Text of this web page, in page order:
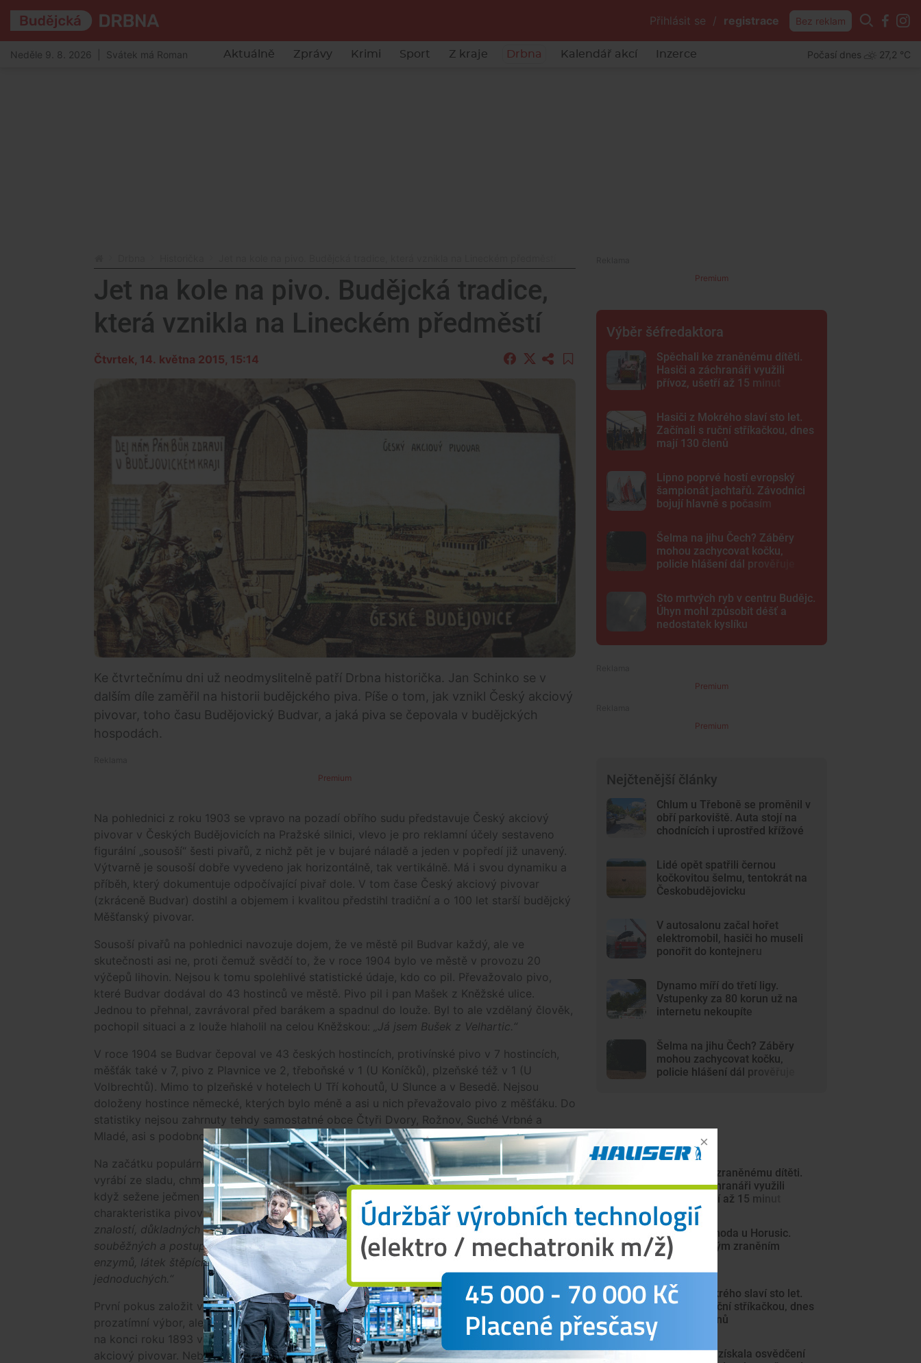
Přihlásit se / registrace Bez reklam
Neděle 9. 8. 2026 | Svátek má Roman Aktuálně Zprávy Krimi Sport Z kraje Drbna Kalendář akcí Inzerce Počasí dnes 27,2 °C
Jet na kole na pivo. Budějcká tradice,
která vznikla na Lineckém předměstí
Čtvrtek, 14. května 2015, 15:14
Ke čtvrtečnímu dni už neodmyslitelně patří Drbna historička. Jan Schinko se v
dalším díle zaměřil na historii budějckého piva. Píše o tom, jak vznikl Český akciový
pivovar, toho času Budějovický Budvar, a jaká piva se čepovala v budějckých
hospodách.
Premium
Na pohlednici z roku 1903 se vpravo na pozadí obřího sudu představuje Český akciový
pivovar v Českých Budějovicích na Pražské silnici, vlevo je pro reklamní účely sestaveno
figurální „sousoší“ šesti pivařů, z nichž pět je v bujaré náladě a jeden v popředí již unavený.
Výtvarně je sousoší dobře vyvedeno jak horizontálně, tak vertikálně. Má i svou dynamiku a
příběh, který dokumentuje odpočívající pivař dole. V tom čase Český akciový pivovar
(zkráceně Budvar) dostihl a objemem i kvalitou předstihl tradiční a o 100 let starší budějcký
Měšťanský pivovar.
Sousoší pivařů na pohlednici navozuje dojem, že ve městě pil Budvar každý, ale ve
skutečnosti asi ne, proti čemuž svědčí to, že v roce 1904 bylo ve městě v provozu 20
výčepů lihovin. Nejsou k tomu spolehlivé statistické údaje, kdo co pil. Převažovalo pivo,
které Budvar dodával do 43 hostinců ve městě. Pivo pil i pan Mašek z Kněžské ulice.
Jednou to přehnal, zavrávoral před barákem a spadnul do louže. Byl to ale vzdělaný člověk,
pochopil situaci a z louže hlaholil na celou Kněžskou: „Já jsem Bušek z Velhartic.“
V roce 1904 se Budvar čepoval ve 43 českých hostincích, protivínské pivo v 7 hostincích,
měšťák také v 7, pivo z Plavnice ve 2, třeboňské v 1 (U Koníčků), plzeňské též v 1 (U
Volbrechtů). Mimo to plzeňské v hotelech U Tří kohoutů, U Slunce a v Besedě. Nejsou
doloženy hostince německé, kterých bylo méně a asi u nich převažovalo pivo z měšťáku. Do
statistiky nejsou zahrnuty tehdy samostatné obce Čtyři Dvory, Rožnov, Suché Vrbné a
Mladé, asi s podobnou pivní strukturou.
Na začátku populárních i odborných publikací o výrobě piva bývá uvedeno, že pivo se
vyrábí ze sladu, chmele a vody. Z toho si může snadno nezasvěcený člověk odvodit, že
když sežene ječmen a chmel, může si pivo uvařit doma. Může, jde to, ale pořád platí
charakteristika pivovarnictví Vladimíra Čiháka z roku 1929:„Výroba piva vyžaduje velikých
znalostí, důkladných vědomostí a zkušeností i veliké péče. Podstatou výroby piva jest řada
souběžných a postupných pochodů chemických a fyziologických vyvolaných působením
enzymů, látek štěpících velké molekuly složitých organických látek v malé molekuly látek
jednoduchých.“
První pokus založit ve městě český pivovar byl učiněn v roce 1891. Začal pracovat
prozatímní výbor, ale ve městě se projektu nedůvěřovalo, proto byl na neurčito odložen. Až
na konci roku 1893 vystoupil na schůzi Besedy lidu August Zátka a navrhl založit Český
akciový pivovar. Nebyl první, kdo vyslovil myšlenku založit český pivovar, ale jeho iniciativa
Premium
Výběr šéfredaktora
Spěchali ke zraněnému dítěti.
Hasiči a záchranáři využili
přívoz, ušetří až 15 minut
Hasiči z Mokrého slaví sto let.
Začínali s ruční stříkačkou, dnes
mají 130 členů
Lipno poprvé hostí evropský
šampionát jachtařů. Závodníci
bojují hlavně s počasím
Šelma na jihu Čech? Záběry
mohou zachycovat kočku,
policie hlášení dál prověřuje
Sto mrtvých ryb v centru Budějc.
Úhyn mohl způsobit déšť a
nedostatek kyslíku
Premium
Premium
Nejčtenější články
Chlum u Třeboně se proměnil v
obří parkoviště. Auta stojí na
chodnících i uprostřed křížové
Lidé opět spatřili černou
kočkovitou šelmu, tentokrát na
Českobudějovicku
V autosalonu začal hořet
elektromobil, hasiči ho museli
ponořit do kontejneru
Dynamo míří do třetí ligy.
Vstupenky za 80 korun už na
internetu nekoupíte
Šelma na jihu Čech? Záběry
mohou zachycovat kočku,
policie hlášení dál prověřuje
Nejnovější články
Spěchali ke zraněnému dítěti.
Hasiči a záchranáři využili
přívoz, ušetří až 15 minut
Tragická nehoda u Horusic.
Motorkář svým zraněním
podlehl
Hasiči z Mokrého slaví sto let.
Začínali s ruční stříkačkou, dnes
mají 130 členů
Úzkokolejka získala osvědčení